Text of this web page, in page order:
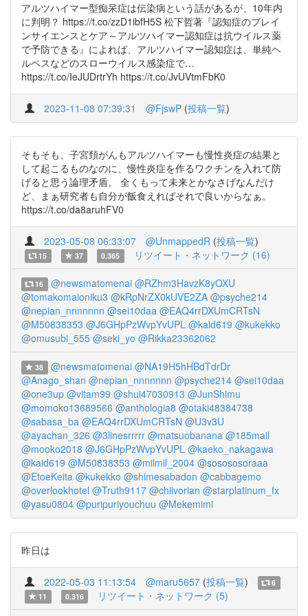
アルツハイマー型痴呆症は伝染病という話があるが、10年内
に判明？ https://t.co/zzD1ibfH5S 松下哲著『認知症のブレイ
ンサイエンスとケア～アルツハイマー認知症は抗ウイルス薬
で予防できる』によれば、アルツハイマー認知症は、単純ヘ
ルペスなどのスローウイルス感染症で…
https://t.co/IeJUDrtrYh https://t.co/JvUVtmFbK0
2023-11-08 07:39:31 @FjswP (投稿一覧)
そもそも、子宮頚がんもアルツハイマーも慢性炎症の結果と
して起こるものなのに、慢性炎症を作るワクチンを入れて防
げると思う論理矛盾。 全くもって未来とかなさげなんだけ
ど、まぁ研究者も自分が飯食えればそれで良いからなぁ。
https://t.co/da8aruhFV0
2023-05-08 06:33:07 @UnmappedR (投稿一覧)
15 37 0.365 リツイート・ネットワーク (16)
16 @newsmatomenai @RZhm3HavzK8yOXU
@tomakomaioniku3 @kRpNrZX0kUVE2ZA @psyche214
@nepian_nnnnnnn @sei10daa @EAQ4rrDXUmCRTsN
@M50838353 @J6GHpPzWvpYvUPL @kaid619 @kukekko
@omusubi_555 @seki_yo @Rikka23362062
38 @newsmatomenai @NA19H5hHBdTdrDr
@Anago_shan @nepian_nnnnnnn @psyche214 @sei10daa
@one3up @vitam99 @shui47030913 @JunShimu
@momoko13689566 @anthologia8 @otaki48384738
@sabasa_ba @EAQ4rrDXUmCRTsN @U3v3U
@ayachan_326 @3linesrrrrr @matsuobanana @185mail
@mooko2018 @J6GHpPzWvpYvUPL @kaeko_nakagawa
@kaid619 @M50838353 @milmil_2004 @sosososoraaa
@EtoeKeita @kukekko @shimesabadon @cabbagemo
@overlookhotel @Truth9117 @chiivorian @starplatinum_fx
@yasu0804 @puripuriyouchuu @Mekemimi
昨日は
2022-05-03 11:13:54 @maru5657 (投稿一覧)
6
11
0.316 リツイート・ネットワーク (5)